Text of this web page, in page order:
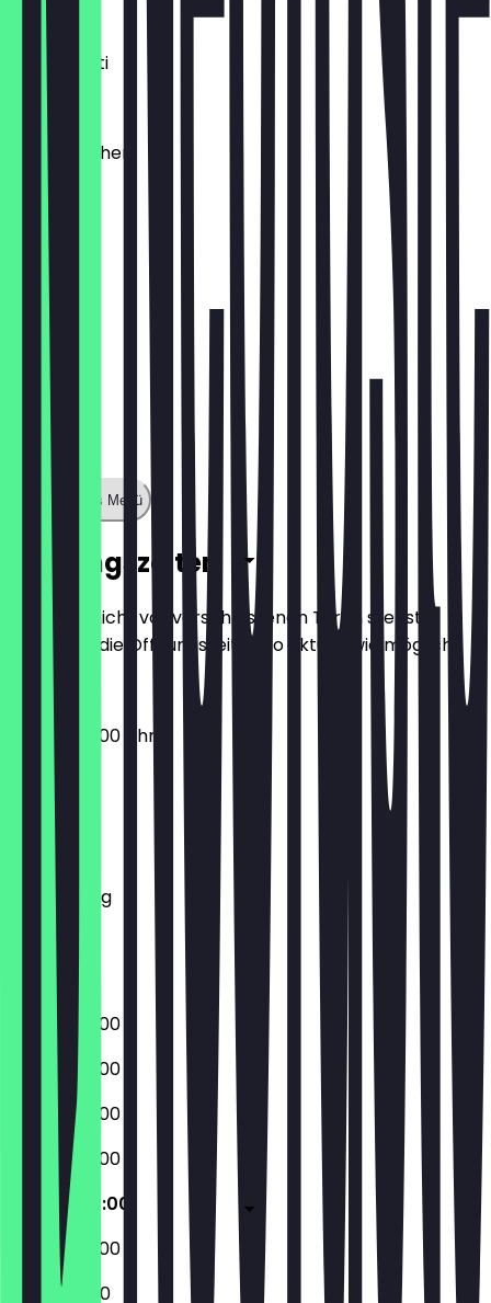
1,20 €
Dinkelkrusti
Käsebrötchen
1,60 €
Zeige ganzes Menü
Öffnungszeiten
Damit du nicht vor verschlossenen Türen stehst,
halten wir die Öffnungszeiten so aktuell wie möglich.
06:00 - 20:00 Uhr
Dienstag
Mittwoch
Donnerstag
Freitag
Samstag
Sonntag
06:00 - 20:00
06:00 - 20:00
06:00 - 20:00
06:00 - 20:00
06:00 - 20:00
06:00 - 20:00
08:00 - 11:00